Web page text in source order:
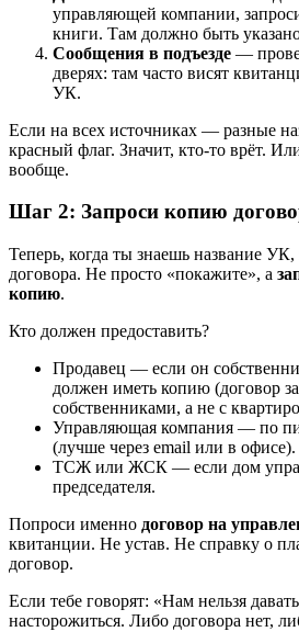
управляющей компании,
книги. Там должно быть
Сообщения в подъезде —
дверях: там часто висят
УК.
Если на всех источниках — разные
красный флаг. Значит, кто-то врёт.
вообще.
Шаг 2: Запроси копию
Теперь, когда ты знаешь название
договора. Не просто «покажите», а
копию.
Кто должен предоставить?
Продавец — если он
должен иметь копию (договор
собственниками, а не с
Управляющая компания — по
(лучше через email или в офисе).
ТСЖ или ЖСК — если дом
председателя.
Попроси именно договор на
квитанции. Не устав. Не справку о
договор.
Если тебе говорят: «Нам нельзя
насторожиться. Либо договора нет,